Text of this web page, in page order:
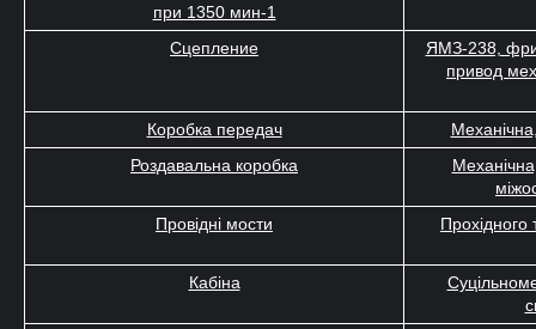
при 1350 мин-1
Сцепление
ЯМЗ-238,
привод
Коробка передач
Роздавальна коробка
Провідні мости
Прохідного
Кабіна